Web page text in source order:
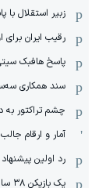
زبیر استقلال
رقیب ایران
پاسخ هافبک
سند همکاری
چشم تراکتور به
آمار و ارقام جالب
رد اولین پیشنهاد
یک بازیکن ۳۸ ساله جانشین مرتضی شریفی شد!